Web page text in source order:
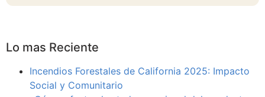
Lo mas Reciente
Incendios Forestales de California 2025: Impacto
Social y Comunitario